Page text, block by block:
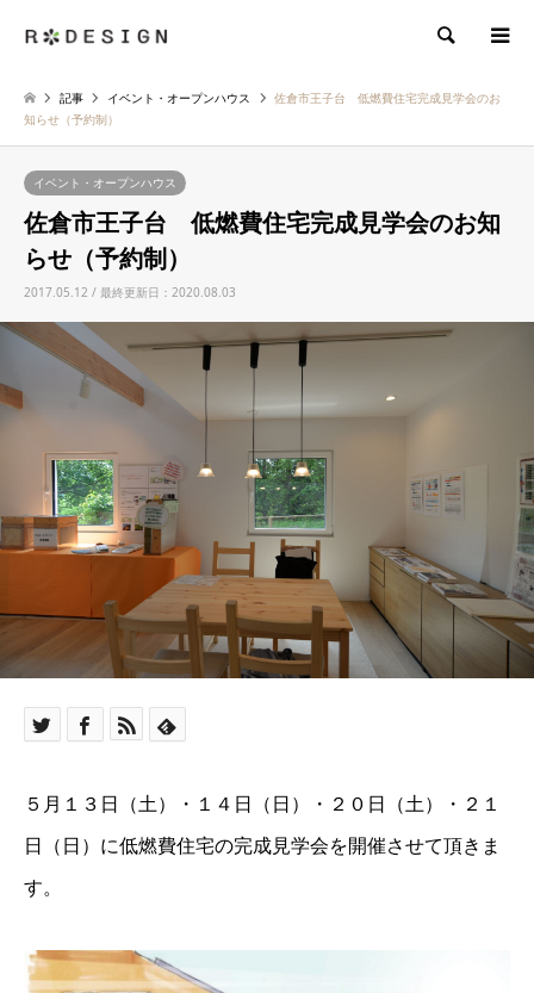
検索
記事 イベント・オープンハウス
佐倉市王子台 低燃費住宅完成見学会のお
知らせ（予約制）
イベント・オープンハウス
佐倉市王子台 低燃費住宅完成見学会のお知
らせ（予約制）
2017.05.12 / 最終更新日：2020.08.03
５月１３日（土）・１４日（日）・２０日（土）・２１
日（日）に低燃費住宅の完成見学会を開催させて頂きま
す。